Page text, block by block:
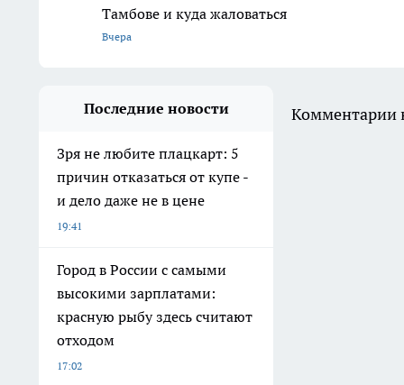
Тамбове и куда жаловаться
Вчера
Последние новости
Зря не любите плацкарт: 5
причин отказаться от купе -
и дело даже не в цене
19:41
Город в России с самыми
высокими зарплатами:
красную рыбу здесь считают
отходом
17:02
Комментарии